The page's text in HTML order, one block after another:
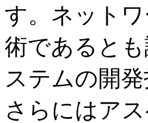
す。ネット
術であると
ステムの開
さらにはア